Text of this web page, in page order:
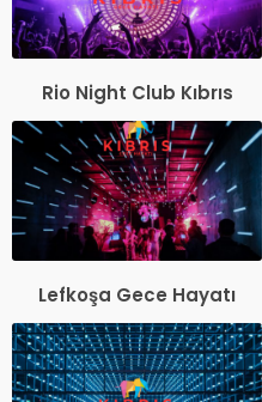
Rio Night Club Kıbrıs
Lefkoşa Gece Hayatı